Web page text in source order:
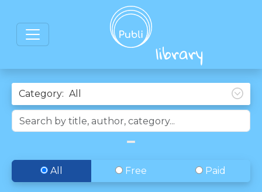
Category:
All Free Paid